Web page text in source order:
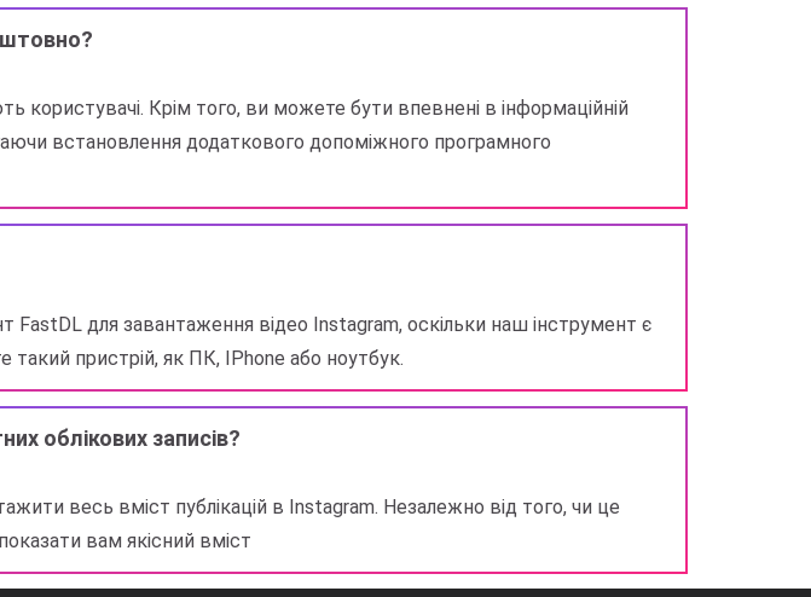
Крім того, ви можете бути впевнені в інформаційній
встановлення додаткового допоміжного програмного
для завантаження відео Instagram, оскільки наш інструмент є
пристрій, як ПК, IPhone або ноутбук.
облікових записів?
весь вміст публікацій в Instagram. Незалежно від того, чи це
вам якісний вміст